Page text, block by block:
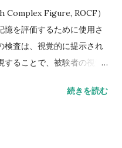
もしれませんが・・・もっ
るかも。-Butterfly22 私も
りも語音整列の方がいいス
スメント事例がおかしいの
しいのかなと推測できるけ
Figure, ROCF）
を評価するために使用さ
検査は、視覚的に提示され
することで、被験者の視覚
発達障害への評価と臨床
続きを読む